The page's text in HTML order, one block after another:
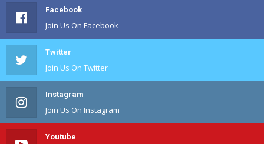
Facebook
Join Us On Facebook
Twitter
Join Us On Twitter
Instagram
Join Us On Instagram
Youtube